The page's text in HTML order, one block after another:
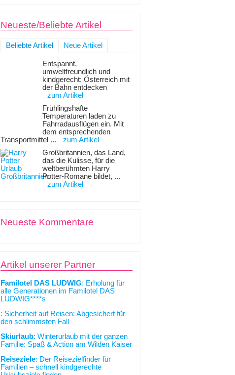
Neueste/Beliebte Artikel
Beliebte Artikel Neue Artikel
Entspannt,
umweltfreundlich und
kindgerecht: Österreich mit
der Bahn entdecken
zum Artikel
Frühlingshafte
Temperaturen laden zu
Fahrradausflügen ein. Mit
dem entsprechenden
Transportmittel ...
zum Artikel
Großbritannien, das Land,
das die Kulisse, für die
weltberühmten Harry
Potter-Romane bildet, ...
zum Artikel
Neueste Kommentare
Artikel unserer Partner
Familotel DAS LUDWIG: Erholung für
alle Generationen im Familotel DAS
LUDWIG****s
: Sicherheit auf Reisen: Abgesichert für
den schlimmsten Fall
Skiurlaub: Winterurlaub mit der ganzen
Familie: Spaß & Action am Wilden Kaiser
Reiseziele: Der Reisezielfinder für
Familien – schnell kindgerechte